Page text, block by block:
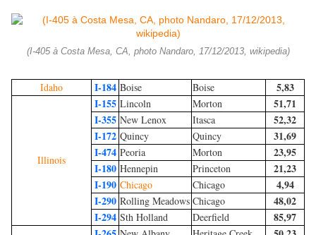
(I-405 à Costa Mesa, CA, photo Nandaro, 17/12/2013, wikipedia)
Idaho I-184 Boise Boise 5,83
Illinois
I-155 Lincoln Morton
51,71
I-355 New Lenox Itasca
52,32
I-172 Quincy Quincy
31,69
I-474 Peoria Morton
23,95
I-180 Hennepin Princeton
21,23
I-190 Chicago Chicago
4,94
I-290 Rolling Meadows Chicago
48,02
I-294 Sth Holland Deerfield 85,97